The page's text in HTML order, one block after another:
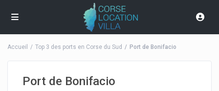
Accueil Top 3 des ports en Corse du Sud Port de Bonifacio
Port de Bonifacio